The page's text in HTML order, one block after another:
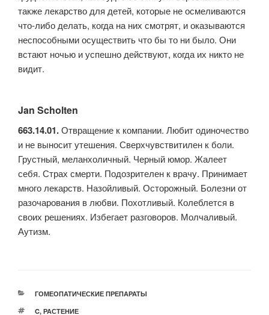
также лекарство для детей, которые не осмеливаются
что-либо делать, когда на них смотрят, и оказываются
неспособными осуществить что бы то ни было. Они
встают ночью и успешно действуют, когда их никто не
видит.
Jan Scholten
663.14.01.Отвращение к компании. Любит одиночество
и не выносит утешения. Сверхчувствитилен к боли.
Грустный, меланхоличный. Черный юмор. Жалеет
себя. Страх смерти. Подозрителен к врачу. Принимает
много лекарств. Назойливый. Осторожный. Болезни от
разочарования в любви. Похотливый. Колеблется в
своих решениях. Избегает разговоров. Молчаливый.
Аутизм.
РУБРИКИ
ГОМЕОПАТИЧЕСКИЕ ПРЕПАРАТЫ
МЕТКИ
C, РАСТЕНИЕ